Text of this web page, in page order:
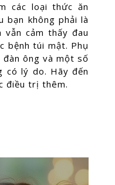
các loại thức ăn
bạn không phải là
cảm thấy đau
bệnh túi mật. Phụ
đàn ông và một số
có lý do. Hãy đến
điều trị thêm.